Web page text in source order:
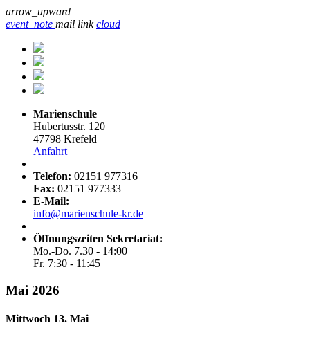
arrow_upward
event_note mail link cloud
Marienschule
Hubertusstr. 120
47798 Krefeld
Anfahrt
Telefon: 02151 977316
Fax: 02151 977333
E-Mail:
info@marienschule-kr.de
Öffnungszeiten Sekretariat:
Mo.-Do. 7.30 - 14:00
Fr. 7:30 - 11:45
Mai 2026
Mittwoch 13. Mai